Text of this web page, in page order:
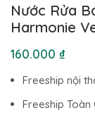
Nước Rửa
Harmonie
₫
Freeship nội
Freeship